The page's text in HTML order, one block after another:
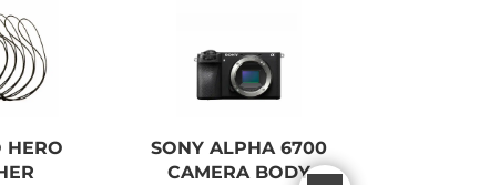
HERO
SONY ALPHA 6700
CAMERA BODY